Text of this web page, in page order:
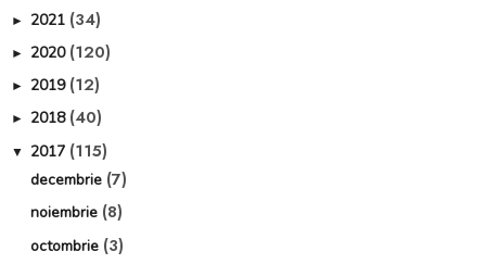
► 2021 (34)
► 2020 (120)
► 2019 (12)
► 2018 (40)
▼ 2017 (115)
decembrie (7)
noiembrie (8)
octombrie (3)